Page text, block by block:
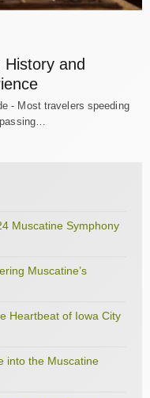
and
- Most travelers speeding
Muscatine Symphony
Muscatine’s
Heartbeat of Iowa City
into the Muscatine